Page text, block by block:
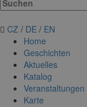
CZ / DE / EN
Home
Geschichten
Aktuelles
Katalog
Veranstaltungen
Karte